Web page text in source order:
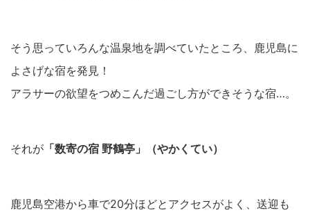
そう思っていろんな温泉地を調べていたところ、鹿児島に
よさげな宿を発見！
アラサーの欲望をつめこんだ過ごし方ができそうな宿…。
それが 「数寄の宿 野鶴亭」（やかくてい）
鹿児島空港から車で20分ほどとアクセスがよく、送迎も